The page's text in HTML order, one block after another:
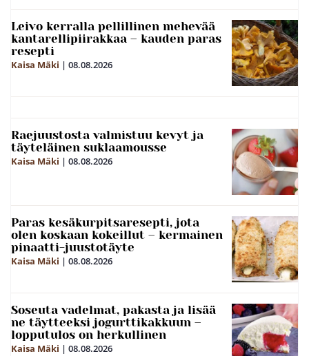
Leivo kerralla pellillinen mehevää
kantarellipiirakkaa – kauden paras
resepti
Kaisa Mäki | 08.08.2026
Raejuustosta valmistuu kevyt ja
täyteläinen suklaamousse
Kaisa Mäki | 08.08.2026
Paras kesäkurpitsaresepti, jota
olen koskaan kokeillut – kermainen
pinaatti-juustotäyte
Kaisa Mäki | 08.08.2026
Soseuta vadelmat, pakasta ja lisää
ne täytteeksi jogurttikakkuun –
lopputulos on herkullinen
Kaisa Mäki | 08.08.2026